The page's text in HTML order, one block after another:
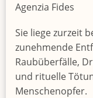
Agenzia Fides
Sie liege zurzeit
zunehmende
Raubüberfälle,
und rituelle
Menschenopfer.